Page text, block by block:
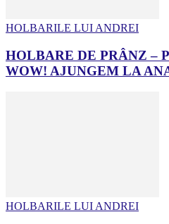
HOLBARILE LUI ANDREI
HOLBARE DE PRÂNZ –
WOW! AJUNGEM LA
HOLBARILE LUI ANDREI